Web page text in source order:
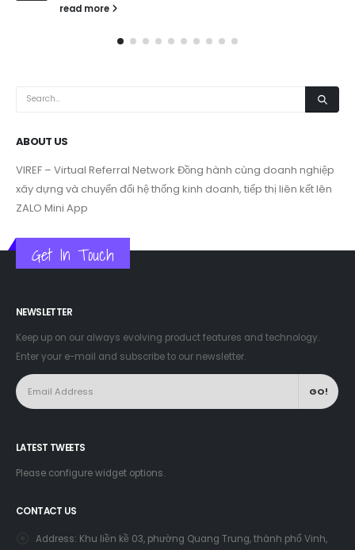
ký kết hợp...
VIREF – Virtual Referral NetworkĐồng hành cùng doanh nghiệp
xây dựng và chuyển đổi hệ thống kinh doanh, tiếp thị liên kết lên
Get In Touch
NEWSLETTER
Keep up on our always evolving product features and technology.
Enter your e-mail and subscribe to our newsletter.
LATEST TWEETS